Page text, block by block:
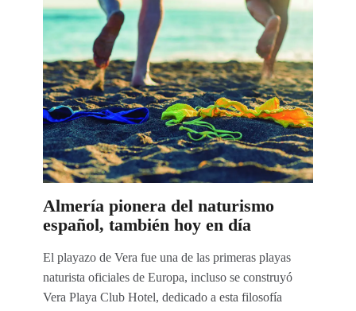
Almería pionera del naturismo
español, también hoy en día
El playazo de Vera fue una de las primeras playas
naturista oficiales de Europa, incluso se construyó
Vera Playa Club Hotel, dedicado a esta filosofía